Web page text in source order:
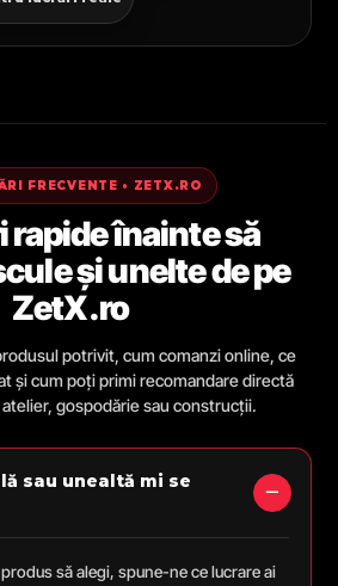
FRECVENTE • ZETX.RO
rapide înainte să
și unelte de pe
ZetX.ro
potrivit, cum comanzi online, ce
și cum poți primi recomandare directă
gospodărie sau construcții.
sau unealtă mi se
să alegi, spune-ne ce lucrare ai